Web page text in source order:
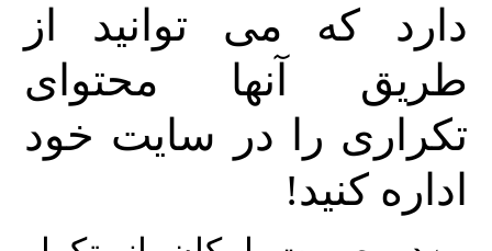
دارد که می توانید از
طریق آنها محتوای
تکراری را در سایت خود
اداره کنید!